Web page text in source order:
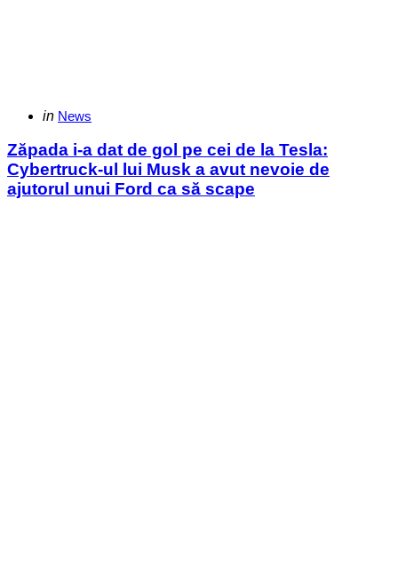
Categories
Posted
in News
Zăpada i-a dat de gol pe cei de la Tesla:
Cybertruck-ul lui Musk a avut nevoie de
ajutorul unui Ford ca să scape